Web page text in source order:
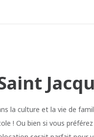
la culture et la vie de
! Ou bien si vous